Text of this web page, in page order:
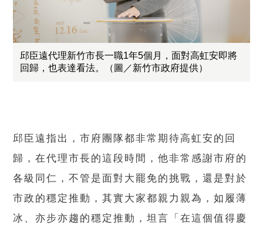
邱臣遠代理新竹市長一職1年5個月，面對高虹安即將
回歸，也表達看法。（圖／新竹市政府提供）
邱臣遠指出，市府團隊都非常期待高虹安的回
歸，在代理市長的這段時間，他非常感謝市府的
各級同仁，不管是面對大罷免的挑戰，還是對於
市政的穩定推動，其實大家都親力親為，如履薄
冰、亦步亦趨的穩定推動，坦言「在這個值得慶